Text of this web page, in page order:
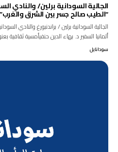
الجالية السودانية برلين/ والنادي
“الطيب صالح جسر بين الشرق والغرب”
الجالية السودانية برلين / براندنبورغ والنادي
ألمانيا السفير د. بهاء الدين حنفيأمسية ثقافية
سودانايل